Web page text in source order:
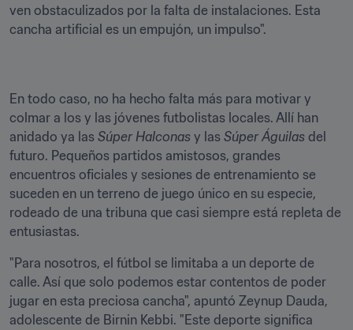
ven obstaculizados por la falta de instalaciones. Esta
cancha artificial es un empujón, un impulso".
En todo caso, no ha hecho falta más para motivar y
colmar a los y las jóvenes futbolistas locales. Allí han
anidado ya las Súper Halconas y las Súper Águilas del
futuro. Pequeños partidos amistosos, grandes
encuentros oficiales y sesiones de entrenamiento se
suceden en un terreno de juego único en su especie,
rodeado de una tribuna que casi siempre está repleta de
entusiastas.
"Para nosotros, el fútbol se limitaba a un deporte de
calle. Así que solo podemos estar contentos de poder
jugar en esta preciosa cancha", apuntó Zeynup Dauda,
adolescente de Birnin Kebbi. "Este deporte significa